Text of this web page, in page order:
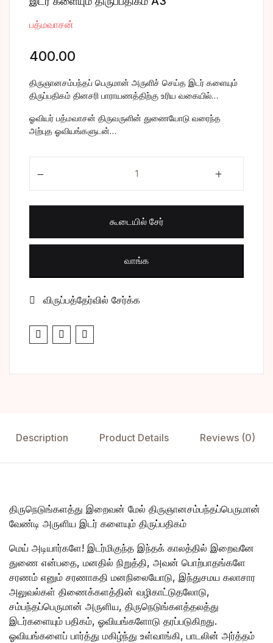
போட்டித் தேர்வு
மருத்துவம்
பத்மவாசன்
400.00
திருஞானசம்பந்தப் பெருமான் அருளிச் செய்த இடர் களையும்
திருப்பதிகம் தினசரி பாராயணத்திற்கு உரிய வகையில்…
ஓவியர் பத்மவாசன் திருவருளின் துணையோடு வரைந்த
அற்புத ஓவியங்களுடன்…
கூடையில் சேர்
வாங்க
விருப்பத்தேர்வில் சேர்க்க
Description Product Details Reviews (0)
திருநெடுங்களத்து இறைவன் மேல் திருஞானசம்பந்தப்பெருமான்
வேண்டி அருளிய இடர் களையும் திருப்பதிகம்
மெய் அடியார்களே! இடர்மிகுந்த இந்தக் காலத்தில் இறைவனே
துணை என்பதை, மனதில் நிறுத்தி, அவன் பொற்பாதங்களே
சரணம் எனும் சரணாகதி மனநிலையோடு, இந்துசமய கலாசார
அலுவல்கள் திணைக்களத்தின் வழிகாட்டுதலோடு,
சம்பந்தப்பெருமான் அருளிய, திருநெடுங்களத்தலத்து
இடர்களையும் பதிகம், ஓவியங்களோடு தரப்படுகிறது.
ஓவியங்களைப் பார்த்து மகிழ்ந்து உள்வாங்கி, பாடலின் அர்த்தம்